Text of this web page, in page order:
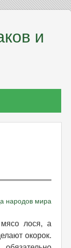
и
народов мира
лося, а
окорок.